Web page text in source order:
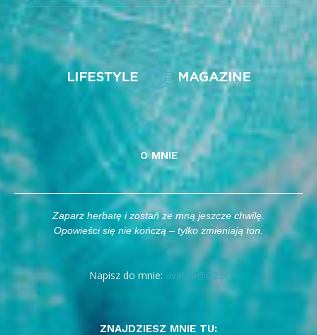
O MNIE
Zaparz herbatę i zostań ze mną jeszcze chwilę.
Opowieści się nie kończą – tylko zmieniają ton.
Napisz do mnie: avatea@o2.pl
ZNAJDZIESZ MNIE TU: